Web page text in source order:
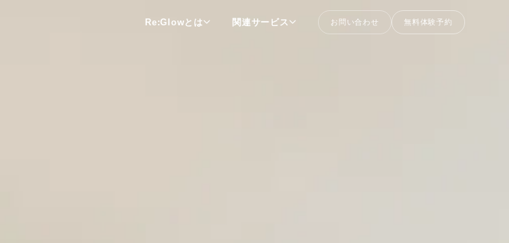
Re:Glowとは 関連サービス お問い合わせ 無料体験予約